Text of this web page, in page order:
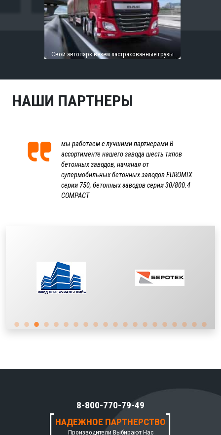
Свой автопарк везем застрахованные грузы
НАШИ ПАРТНЕРЫ
мы работаем с лучшими партнерами В
ассортименте нашего завода шесть типов
бетонных заводов, начиная от
супермобильных бетонных заводов EUROMIX
серии 750, бетонных заводов серии 30/800.4
COMPACT
8-800-770-79-49
НАДЕЖНОЕ ПАРТНЕРСТВО
Производители Выбирают Нас